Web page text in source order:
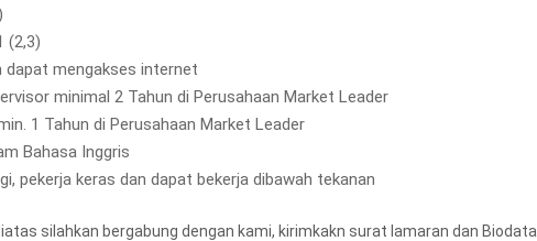
(2,3)
dapat mengakses internet
minimal 2 Tahun di Perusahaan Market Leader
1 Tahun di Perusahaan Market Leader
Bahasa Inggris
pekerja keras dan dapat bekerja dibawah tekanan
silahkan bergabung dengan kami, kirimkakn surat lamaran dan Biodata